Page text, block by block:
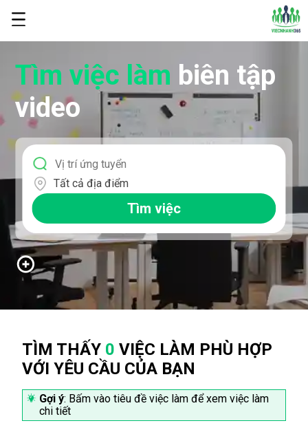
Tìm việc làm biên tập
video
Tất cả địa điểm
Tìm việc
TÌM THẤY 0 VIỆC LÀM PHÙ HỢP
VỚI YÊU CẦU CỦA BẠN
Gợi ý: Bấm vào tiêu đề việc làm để xem việc làm
chi tiết